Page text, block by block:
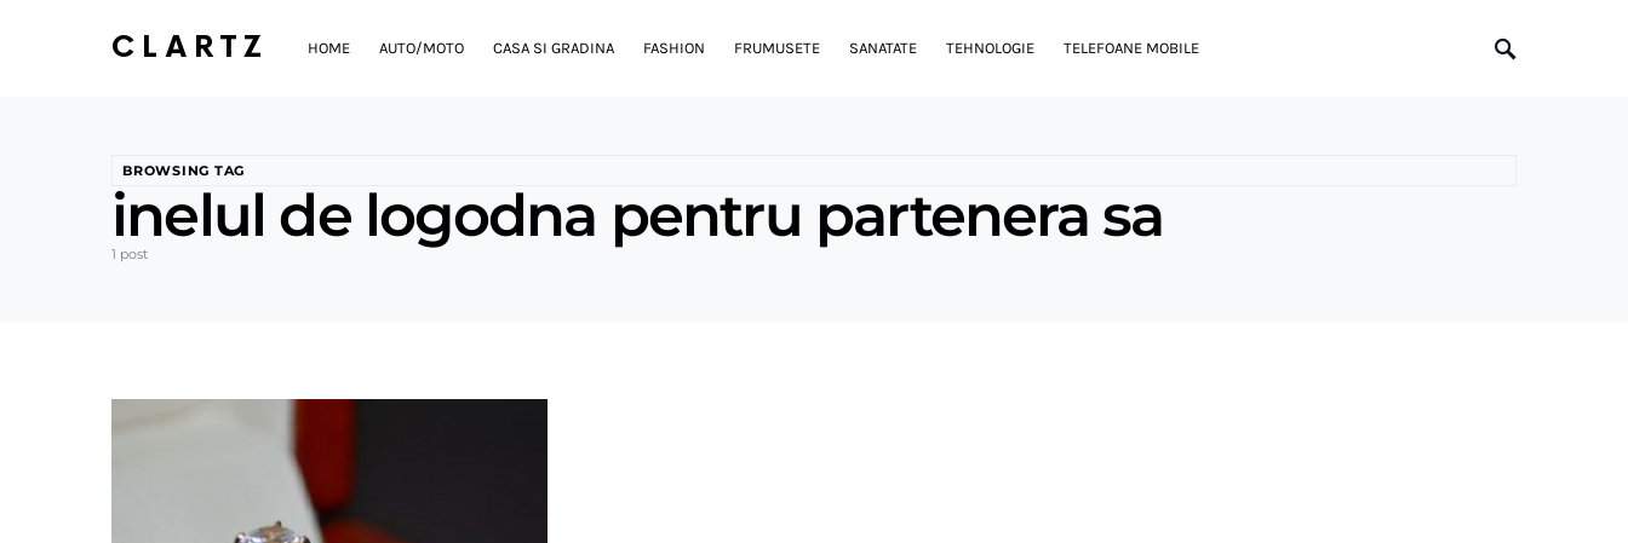
CLARTZ HOME AUTO/MOTO CASA SI GRADINA FASHION FRUMUSETE SANATATE TEHNOLOGIE TELEFOANE MOBILE
BROWSING TAG
inelul de logodna pentru partenera sa
1 post